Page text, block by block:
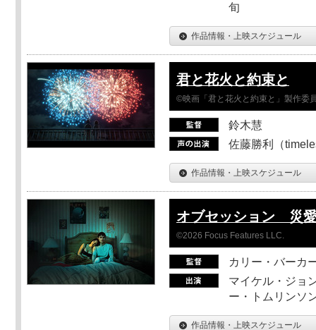
旬
作品情報・上映スケジュール
君と花火と約束と
©映画「君と花火と約束と」製作委
鈴木慧
佐藤勝利（
作品情報・上映スケジュール
オブセッション 災
©2026 Focus Features LLC.
カリー・バーカ
マイケル・ジョ
ー・トムリンソ
作品情報・上映スケジュール